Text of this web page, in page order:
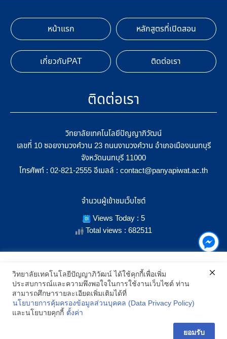
หน้าแรก หลักสูตรที่เปิดสอน
เกี่ยวกับPAT ติดต่อเรา
ติดต่อเรา
วิทยาลัยเทคโนโลยีปัญญาภิวัฒน์
เลขที่ 10 ซอยงามวงศ์วาน 23 ถนนงามวงศ์วาน อำเภอเมืองนนทบุรี
จังหวัดนนทบุรี 11000
โทรศัพท์ : 02-821-2555 อีเมลล์ : contact@panyapiwat.ac.th
จำนวนผู้เข้าชมเว็บไซต์
Views Today : 5
Total views : 682511
SHOW LOCATION ON MAP
2021 All Rights Reserved © Panyapiwat Learning Center | Privacy
เราใช้คุกกี้เพื่อเพิ่มประสิทธิภาพ และประสบการณ์ที่ดีในการใช้งาน
เว็บไซต์ เมื่อคุณกดยอมรับเราจะสามารถเลือกแสดงสิ่งที่น่าสนใจสำหรับ
คุณได้โดยเฉพาะ และหากคุณต้องการเปลี่ยนการตั้งค่าของคุกกี้
สามารถเลือกตั้งค่าความยินยอมการใช้คุกกี้ได้ โดยคลิก "การตั้งค่า"
อ่านนโยบายคุกกี้เพิ่มเติม
วิทยาลัยเทคโนโลยีปัญญาภิวัฒน์ ได้ใช้คุกกี้เพื่อเพิ่ม
ประสบการณ์และความพึงพอใจในการใช้งานเว็บไซต์ ท่าน
สามารถศึกษารายละเอียดเพิ่มเติมได้ที่
นโยบายการคุ้มครองข้อมูลส่วนบุคคล (Data Privacy Policy)
และนโยบายคุกกี้ ตั้งค่า
ยอมรับ